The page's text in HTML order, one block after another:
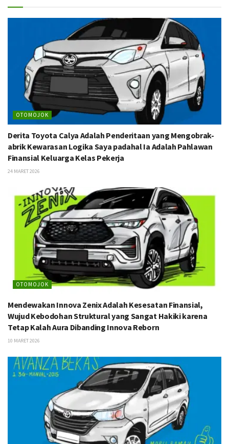
OTOMOJOK
Derita Toyota Calya Adalah Penderitaan yang Mengobrak-
abrik Kewarasan Logika Saya padahal Ia Adalah Pahlawan
Finansial Keluarga Kelas Pekerja
24 MARET 2026
OTOMOJOK
Mendewakan Innova Zenix Adalah Kesesatan Finansial,
Wujud Kebodohan Struktural yang Sangat Hakiki karena
Tetap Kalah Aura Dibanding Innova Reborn
10 MARET 2026